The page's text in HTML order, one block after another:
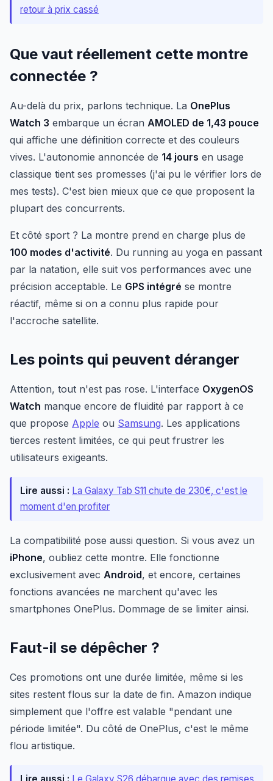
retour à prix cassé
Que vaut réellement cette montre
connectée ?
Au-delà du prix, parlons technique. La OnePlus
Watch 3 embarque un écran AMOLED de 1,43 pouce
qui affiche une définition correcte et des couleurs
vives. L'autonomie annoncée de 14 jours en usage
classique tient ses promesses (j'ai pu le vérifier lors de
mes tests). C'est bien mieux que ce que proposent la
plupart des concurrents.
Et côté sport ? La montre prend en charge plus de
100 modes d'activité. Du running au yoga en passant
par la natation, elle suit vos performances avec une
précision acceptable. Le GPS intégré se montre
réactif, même si on a connu plus rapide pour
l'accroche satellite.
Les points qui peuvent déranger
Attention, tout n'est pas rose. L'interface OxygenOS
Watch manque encore de fluidité par rapport à ce
que propose Apple ou Samsung. Les applications
tierces restent limitées, ce qui peut frustrer les
utilisateurs exigeants.
Lire aussi : La Galaxy Tab S11 chute de 230€, c'est le
moment d'en profiter
La compatibilité pose aussi question. Si vous avez un
iPhone, oubliez cette montre. Elle fonctionne
exclusivement avec Android, et encore, certaines
fonctions avancées ne marchent qu'avec les
smartphones OnePlus. Dommage de se limiter ainsi.
Faut-il se dépêcher ?
Ces promotions ont une durée limitée, même si les
sites restent flous sur la date de fin. Amazon indique
simplement que l'offre est valable "pendant une
période limitée". Du côté de OnePlus, c'est le même
flou artistique.